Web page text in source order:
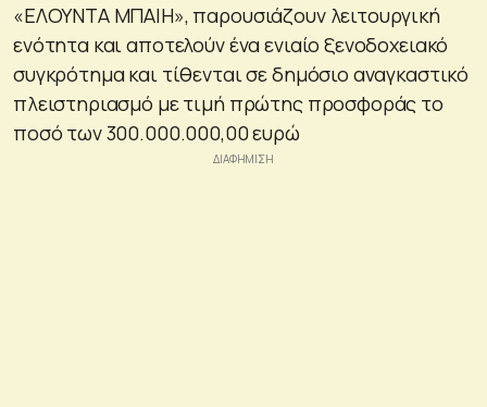
«ΕΛΟΥΝΤΑ ΜΠΑΙΗ», παρουσιάζουν λειτουργική
ενότητα και αποτελούν ένα ενιαίο ξενοδοχειακό
συγκρότημα και τίθενται σε δημόσιο αναγκαστικό
πλειστηριασμό με τιμή πρώτης προσφοράς το
ποσό των 300.000.000,00 ευρώ